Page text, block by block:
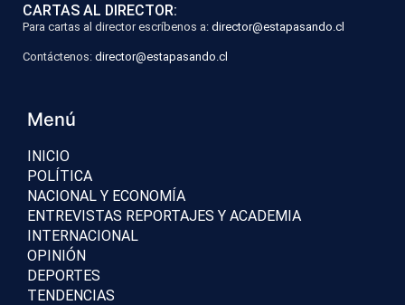
CARTAS AL DIRECTOR:
Para cartas al director escríbenos a: director@estapasando.cl
Contáctenos: director@estapasando.cl
Menú
INICIO
POLÍTICA
NACIONAL Y ECONOMÍA
ENTREVISTAS REPORTAJES Y ACADEMIA
INTERNACIONAL
OPINIÓN
DEPORTES
TENDENCIAS